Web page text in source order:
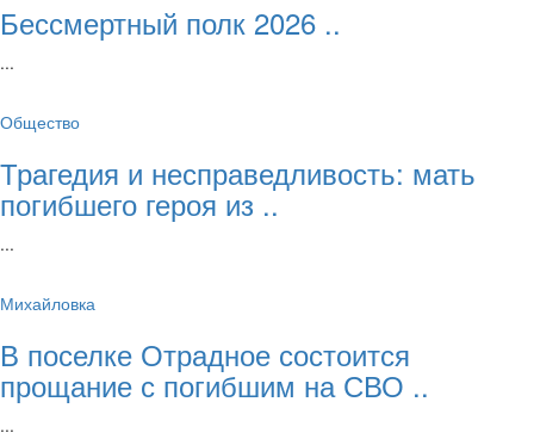
Бессмертный полк 2026 ..
...
Общество
Трагедия и несправедливость: мать
погибшего героя из ..
...
Михайловка
В поселке Отрадное состоится
прощание с погибшим на СВО ..
...